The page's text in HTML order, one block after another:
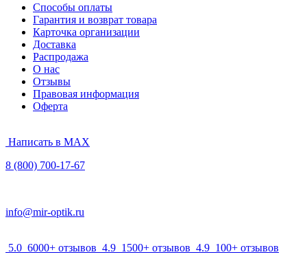
Способы оплаты
Гарантия и возврат товара
Карточка организации
Доставка
Распродажа
О нас
Отзывы
Правовая информация
Оферта
Написать в MAX
8 (800) 700-17-67
info@mir-optik.ru
5.0 6000+ отзывов 4.9 1500+ отзывов 4.9 100+ отзывов